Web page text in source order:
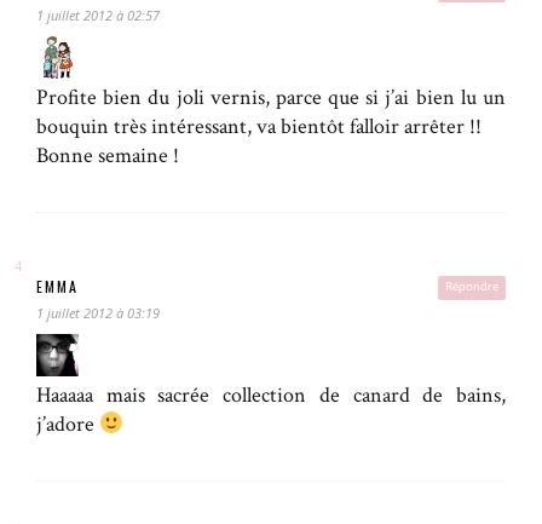
1 juillet 2012 à 02:57
Profite bien du joli vernis, parce que si j’ai bien lu un
bouquin très intéressant, va bientôt falloir arrêter !!
Bonne semaine !
Répondre
EMMA
1 juillet 2012 à 03:19
Haaaaa mais sacrée collection de canard de bains,
j’adore